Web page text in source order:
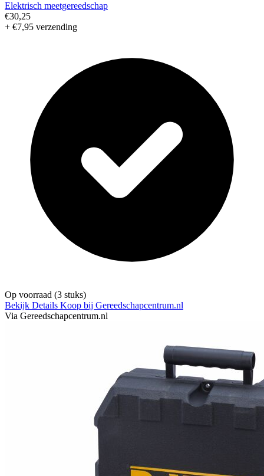
Elektrisch meetgereedschap
€30,25
+ €7,95 verzending
Op voorraad (3 stuks)
Bekijk Details Koop bij Gereedschapcentrum.nl
Via Gereedschapcentrum.nl